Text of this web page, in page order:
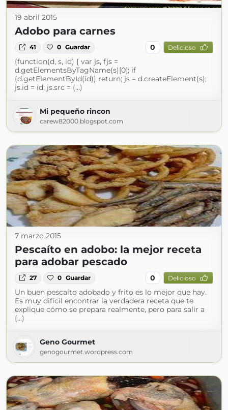
19 abril 2015
Adobo para carnes
41 0 Guardar 0 Delicioso
(function(d, s, id) { var js, fjs =
d.getElementsByTagName(s)[0]; if
(d.getElementById(id)) return; js = d.createElement(s);
js.id = id; js.src = (...)
Mi pequeño rincon
carew82000.blogspot.com
7 marzo 2015
Pescaíto en adobo: la mejor receta
para adobar pescado
27 0 Guardar 0 Delicioso
Un buen pescaíto adobado y frito es lo mejor que hay.
Es muy difícil encontrar la verdadera receta que te
explique cómo se prepara realmente, pero para salir a
(...)
Geno Gourmet
genogourmet.wordpress.com